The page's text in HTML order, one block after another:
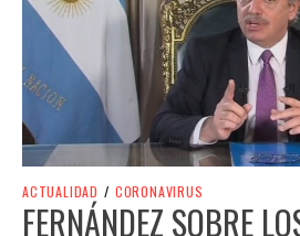
ACTUALIDAD / CORONAVIRUS
FERNÁNDEZ SOBRE